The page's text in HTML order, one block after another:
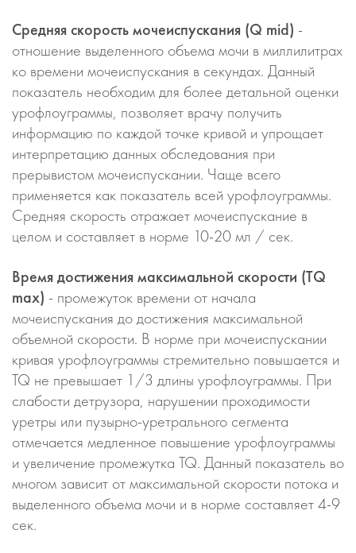
Средняя скорость мочеиспускания (Q mid) -
отношение выделенного объема мочи в миллилитрах
ко времени мочеиспускания в секундах. Данный
показатель необходим для более детальной оценки
урофлоуграммы, позволяет врачу получить
информацию по каждой точке кривой и упрощает
интерпретацию данных обследования при
прерывистом мочеиспускании. Чаще всего
применяется как показатель всей урофлоуграммы.
Средняя скорость отражает мочеиспускание в
целом и составляет в норме 10-20 мл / сек.
Время достижения максимальной скорости (TQ
max) - промежуток времени от начала
мочеиспускания до достижения максимальной
объемной скорости. В норме при мочеиспускании
кривая урофлоуграммы стремительно повышается и
TQ не превышает 1/3 длины урофлоуграммы. При
слабости детрузора, нарушении проходимости
уретры или пузырно-уретрального сегмента
отмечается медленное повышение урофлоуграммы
и увеличение промежутка TQ. Данный показатель во
многом зависит от максимальной скорости потока и
выделенного объема мочи и в норме составляет 4-9
сек.